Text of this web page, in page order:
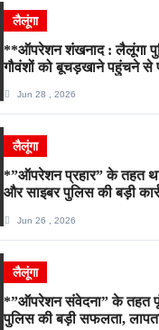
लैलूंगा
**ऑपरेशन शंखनाद : लैलूंगा
गौवंशों को बूचड़खाने पहुंचने से
Jun 28 , 2026
लैलूंगा
*”ऑपरेशन प्रहार” के तहत
और साइबर पुलिस की बड़ी
Jun 26 , 2026
लैलूंगा
*”ऑपरेशन संवेदना” के तहत
पुलिस की बड़ी सफलता,